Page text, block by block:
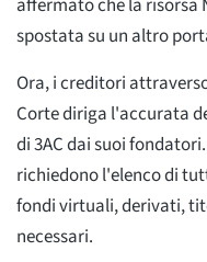
spostata su un altro
Ora, i creditori
Corte diriga l'accurata
di 3AC dai suoi
richiedono l'elenco di
fondi virtuali, derivati,
necessari.